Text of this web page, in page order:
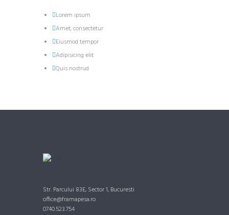
Lorem ipsum
Amet, consectetur
Eiusmod tempor
Adipisicing elit
Quis nostrud
Str. Parcului 83E, Sector 1, Bucuresti
office@framapesa.ro
0740.523.754